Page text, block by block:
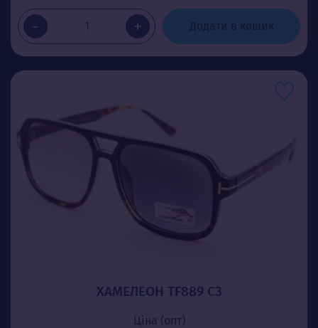
- + Додати в кошик
ХАМЕЛЕОН TF889 C3
Ціна (опт)